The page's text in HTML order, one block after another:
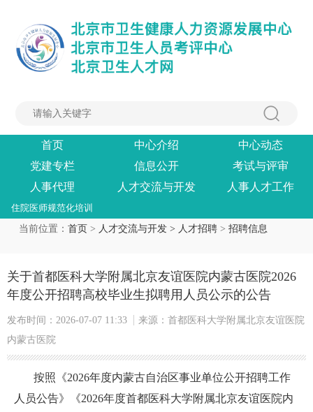
首页 中心介绍
中心动态
党建专栏
信息公开
考试与评审
人事代理
人才交流与开发 人事人才工作
住院医师规范化培训
当前位置： 首页 > 人才交流与开发 > 人才招聘> 招聘信息
关于首都医科大学附属北京友谊医院内蒙古医院2026
年度公开招聘高校毕业生拟聘用人员公示的公告
发布时间：2026-07-07 11:33
来源：首都医科大学附属北京友谊医院
内蒙古医院
按照《2026年度内蒙古自治区事业单位公开招聘工作
人员公告》《2026年度首都医科大学附属北京友谊医院内